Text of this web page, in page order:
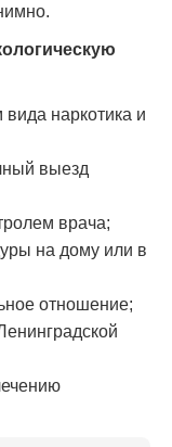
наркотика и
выезд
врача;
на дому или в
отношение;